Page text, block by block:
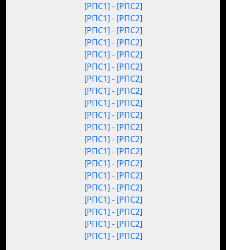
[РПС1] - [РПС2]
[РПС1] - [РПС2]
[РПС1] - [РПС2]
[РПС1] - [РПС2]
[РПС1] - [РПС2]
[РПС1] - [РПС2]
[РПС1] - [РПС2]
[РПС1] - [РПС2]
[РПС1] - [РПС2]
[РПС1] - [РПС2]
[РПС1] - [РПС2]
[РПС1] - [РПС2]
[РПС1] - [РПС2]
[РПС1] - [РПС2]
[РПС1] - [РПС2]
[РПС1] - [РПС2]
[РПС1] - [РПС2]
[РПС1] - [РПС2]
[РПС1] - [РПС2]
[РПС1] - [РПС2]